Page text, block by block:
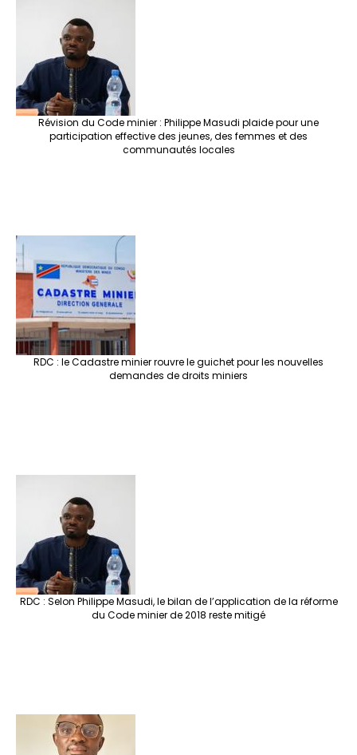
Révision du Code minier : Philippe Masudi plaide pour une
participation effective des jeunes, des femmes et des
communautés locales
RDC : le Cadastre minier rouvre le guichet pour les nouvelles
demandes de droits miniers
RDC : Selon Philippe Masudi, le bilan de l’application de la réforme
du Code minier de 2018 reste mitigé